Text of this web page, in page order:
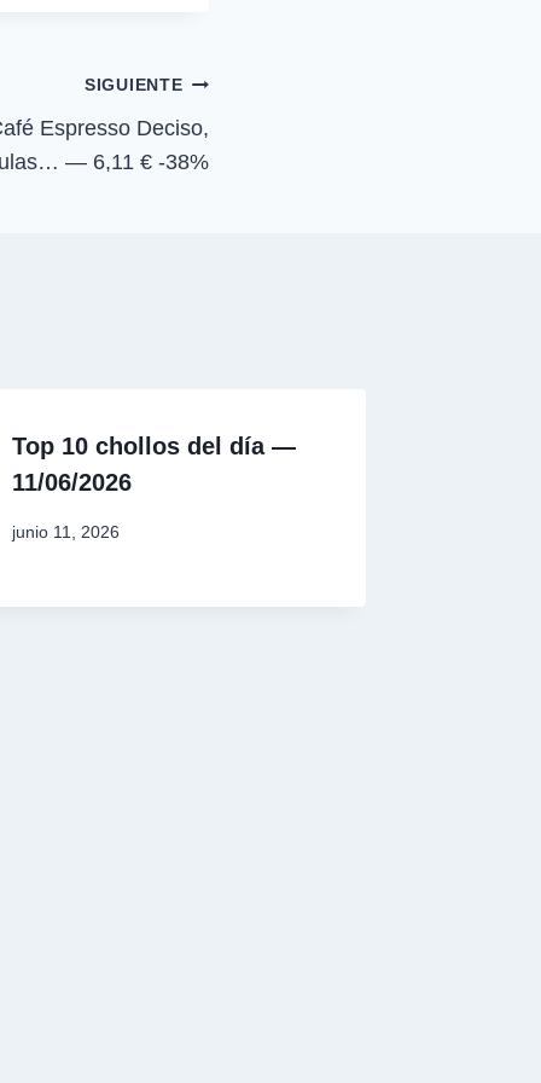
e
n
SIGUIENTE
Espresso Deciso,
— 6,11 € -38%
Top 10 chollos del día —
11/06/2026
junio 11, 2026